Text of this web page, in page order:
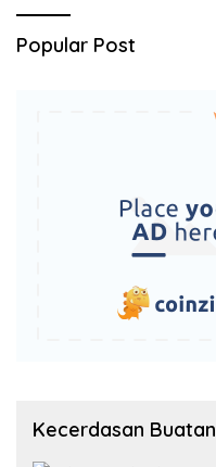
Popular Post
Kecerdasan Buatan